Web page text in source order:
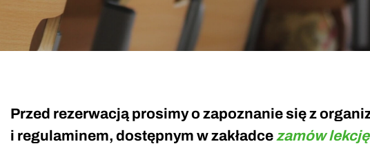
Przed rezerwacją prosimy o zapoznanie się z
i regulaminem, dostępnym w zakładce zamów